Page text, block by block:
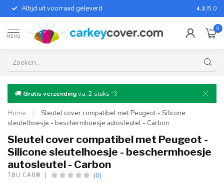
Altijd uit voorraad geleverd Voor
4.3 /5.0
MENU
0
🚚 Gratis verzendingv.a. 2 stuks 💨
Home /
Sleutel cover compatibel met Peugeot - Silicone
sleutelhoesje - beschermhoesje autosleutel - Carbon
Sleutel cover compatibel met Peugeot -
Silicone sleutelhoesje - beschermhoesje
autosleutel - Carbon
TBU CAR® (0)